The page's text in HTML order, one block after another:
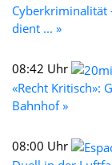
Cyberkriminalität
dient ... »
08:42 Uhr
«Recht Kritisch»:
Bahnhof »
08:00 Uhr